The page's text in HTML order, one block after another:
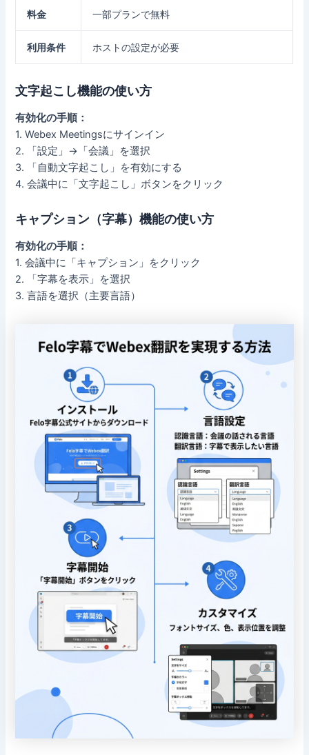
料金 一部プランで無料
利用条件 ホストの設定が必要
文字起こし機能の使い方
有効化の手順：
1. Webex Meetingsにサインイン
2. 「設定」→「会議」を選択
3. 「自動文字起こし」を有効にする
4. 会議中に「文字起こし」ボタンをクリック
キャプション（字幕）機能の使い方
有効化の手順：
1. 会議中に「キャプション」をクリック
2. 「字幕を表示」を選択
3. 言語を選択（主要言語）